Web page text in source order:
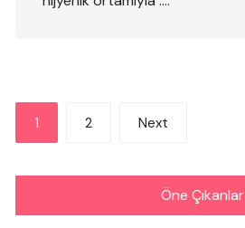
Yazı
sayfalandırması
1 2 Next
Öne Çıkanlar